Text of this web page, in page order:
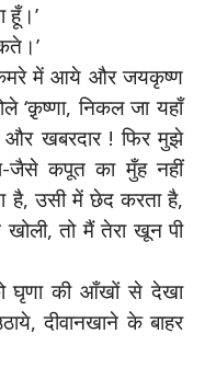
हूँ।’
कमरे में आये और जयकृष्ण
‘क़ृष्णा, निकल जा यहाँ
खबरदार ! फिर मुझे
जैसे कपूत का मुँह नहीं
है, उसी में छेद करता है,
तो मैं तेरा खून पी
घृणा की आँखों से देखा
दीवानखाने के बाहर